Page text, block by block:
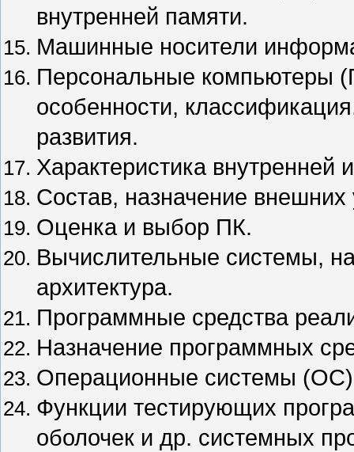
внутренней памяти.
Машинные носители
Персональные компьютеры
особенности,
развития.
Характеристика
Состав, назначение внешних
Оценка и выбор ПК.
Вычислительные системы,
архитектура.
Программные средства
Назначение программных
Операционные системы
Функции тестирующих
оболочек и др. системных